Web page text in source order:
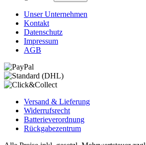
Unser Unternehmen
Kontakt
Datenschutz
Impressum
AGB
Versand & Lieferung
Widerrufsrecht
Batterieverordnung
Rückgabezentrum